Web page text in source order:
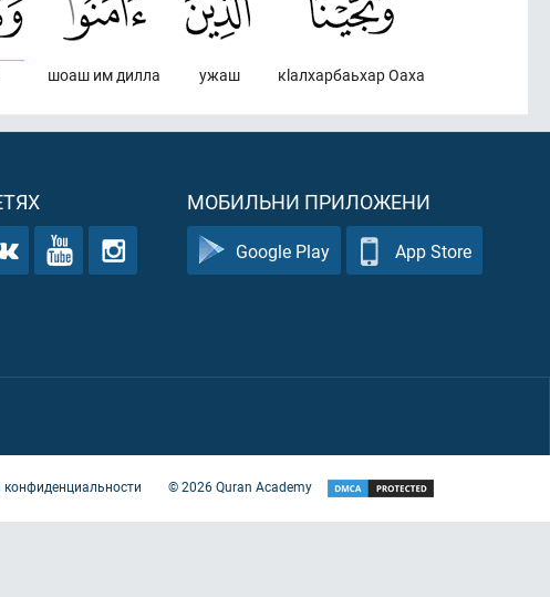
кlалхарбаьхар Оаха
ужаш
шоаш им дилла
МОБИЛЬНИ ПРИЛОЖЕНИ
Google Play App Store
©2026Quran Academy